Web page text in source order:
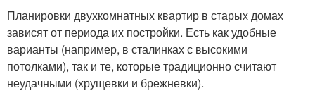
Планировки двухкомнатных квартир в старых домах
зависят от периода их постройки. Есть как удобные
варианты (например, в сталинках с высокими
потолками), так и те, которые традиционно считают
неудачными (хрущевки и брежневки).